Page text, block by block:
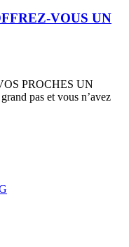
VOUS UN
PROCHES UN
pas et vous n’avez